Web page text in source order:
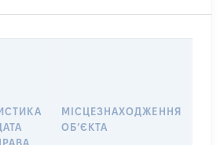
МІСЦЕЗНАХОДЖЕННЯ
ОБʼЄКТА